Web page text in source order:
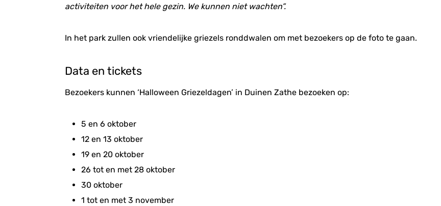
activiteiten voor het hele gezin. We kunnen niet wachten”.
In het park zullen ook vriendelijke griezels ronddwalen om met bezoekers op de foto te gaan.
Data en tickets
Bezoekers kunnen ‘Halloween Griezeldagen’ in Duinen Zathe bezoeken op:
5 en 6 oktober
12 en 13 oktober
19 en 20 oktober
26 tot en met 28 oktober
30 oktober
1 tot en met 3 november